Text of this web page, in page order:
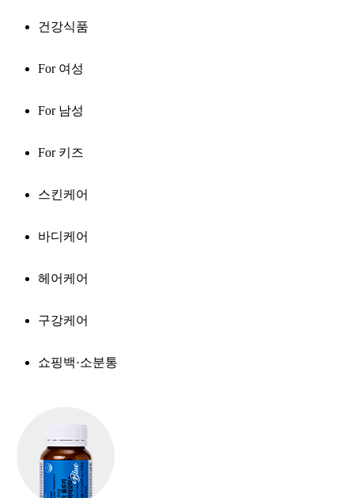
건강식품
For 여성
For 남성
For 키즈
스킨케어
바디케어
헤어케어
구강케어
쇼핑백·소분통